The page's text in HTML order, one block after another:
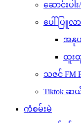
ဆောင်းပါး/
ပေါ်ပြူလ
အနု
ထူးထူ
သဇင် FM
Tiktok ဆ
ကံစမ်းမဲ